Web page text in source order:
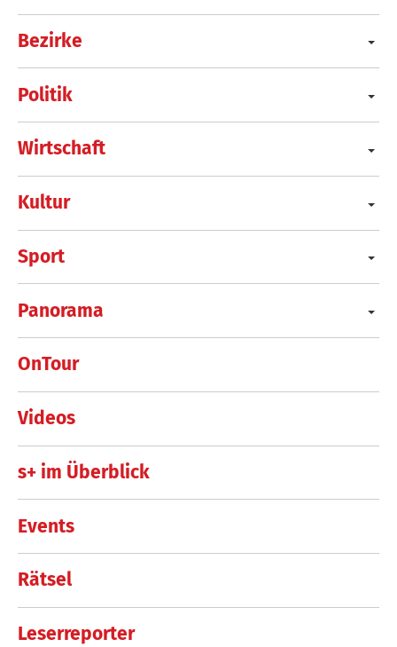
Bezirke
Politik
Wirtschaft
Kultur
Sport
Panorama
OnTour
Videos
s+ im Überblick
Events
Rätsel
Leserreporter